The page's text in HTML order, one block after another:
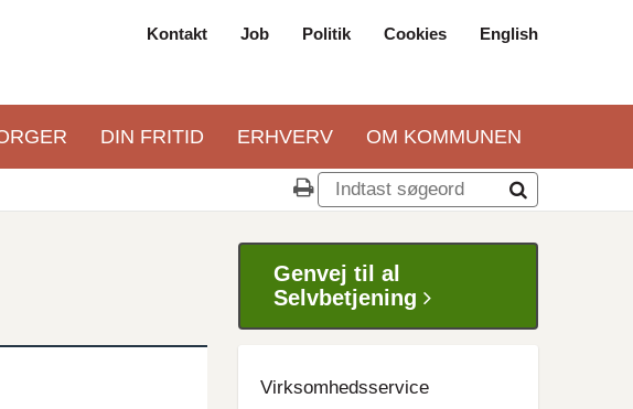
navigation
Kontakt Job Politik Cookies English
DIN FRITID ERHVERV OM KOMMUNEN
Genvej til al
Selvbetjening
Virksomhedsservice